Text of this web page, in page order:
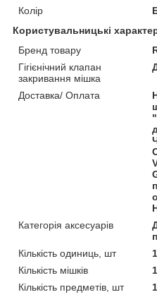
Колір
Користувальницькі
Бренд товару
Гігієнічний клапан
закривання мішка
Доставка/ Оплата
Категорія аксесуарів
Кількість одиниць, шт
1
Кількість мішків
Кількість предметів, шт
1